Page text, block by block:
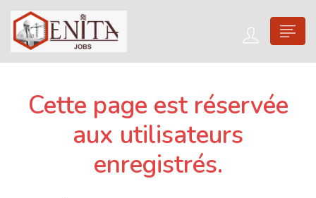
Cette page est réservée
aux utilisateurs
enregistrés.